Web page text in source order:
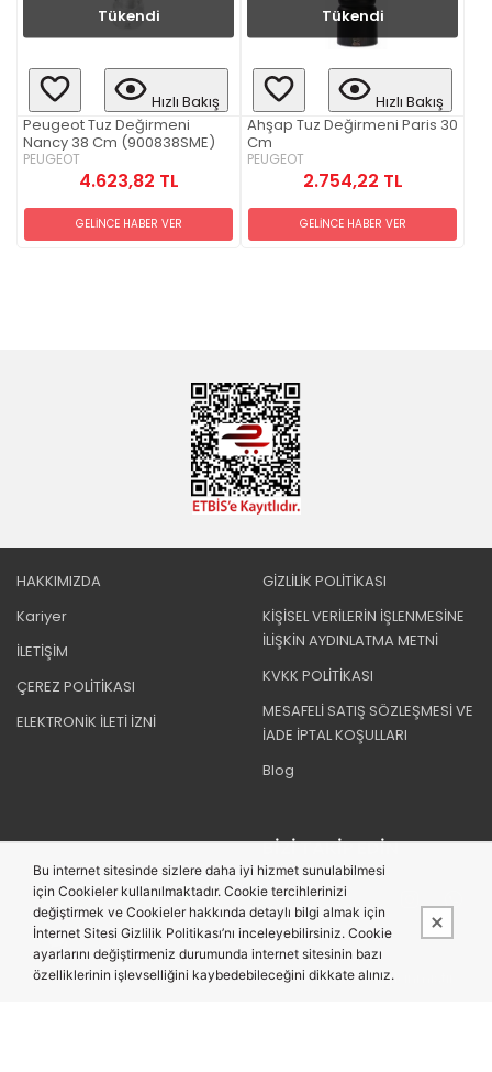
Tükendi
Hızlı Bakış
Peugeot Tuz Değirmeni
Nancy 38 Cm (900838SME)
PEUGEOT
4.623,82 TL
GELİNCE HABER VER
Tükendi
Hızlı Bakış
Ahşap Tuz Değirmeni Paris 30
Cm
PEUGEOT
2.754,22 TL
GELİNCE HABER VER
HAKKIMIZDA
Kariyer
İLETİŞİM
ÇEREZ POLİTİKASI
ELEKTRONİK İLETİ İZNİ
GİZLİLİK POLİTİKASI
KİŞİSEL VERİLERİN İŞLENMESİNE
İLİŞKİN AYDINLATMA METNİ
KVKK POLİTİKASI
MESAFELİ SATIŞ SÖZLEŞMESİ VE
İADE İPTAL KOŞULLARI
Blog
BIZI TAKIP EDIN
Bu site,PobolEti®Entegre E-ticaret Sistemi ile hazırlanmıştır.
Bu internet sitesinde sizlere daha iyi hizmet sunulabilmesi
için Cookieler kullanılmaktadır. Cookie tercihlerinizi
değiştirmek ve Cookieler hakkında detaylı bilgi almak için
İnternet Sitesi Gizlilik Politikası’nı inceleyebilirsiniz. Cookie
ayarlarını değiştirmeniz durumunda internet sitesinin bazı
özelliklerinin işlevselliğini kaybedebileceğini dikkate alınız.